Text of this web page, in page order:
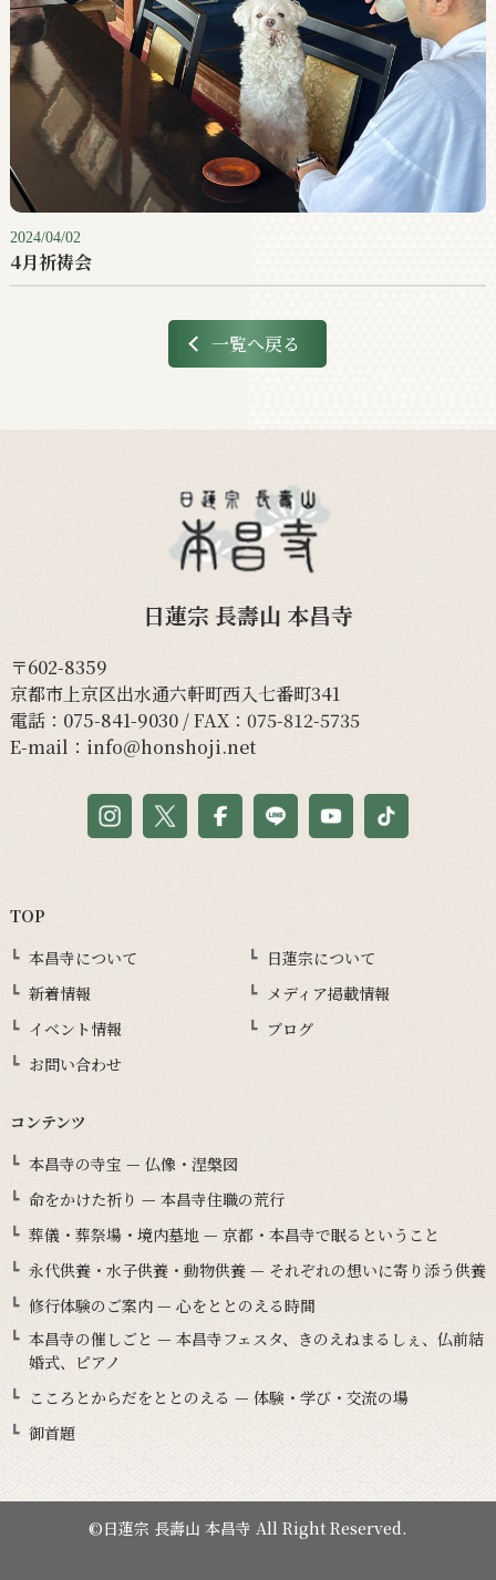
2024/04/02
4月祈祷会
一覧へ戻る
日蓮宗 長壽山 本昌寺
〒602-8359
京都市上京区出水通六軒町西入七番町341
電話： 075-841-9030/ FAX：075-812-5735
E-mail： info@honshoji.net
TOP
本昌寺について
日蓮宗について
新着情報
メディア掲載情報
イベント情報
ブログ
お問い合わせ
コンテンツ
本昌寺の寺宝 — 仏像・涅槃図
命をかけた祈り — 本昌寺住職の荒行
葬儀・葬祭場・境内墓地 — 京都・本昌寺で眠るということ
永代供養・水子供養・動物供養 — それぞれの想いに寄り添う供養
修行体験のご案内 — 心をととのえる時間
本昌寺の催しごと — 本昌寺フェスタ、きのえねまるしぇ、仏前結
婚式、ピアノ
こころとからだをととのえる — 体験・学び・交流の場
御首題
©日蓮宗 長壽山 本昌寺 All Right Reserved.